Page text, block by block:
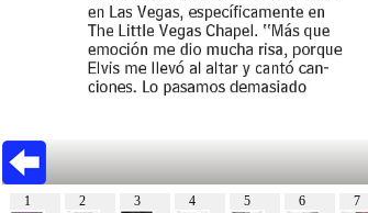
1 2 3 4 5 6 7